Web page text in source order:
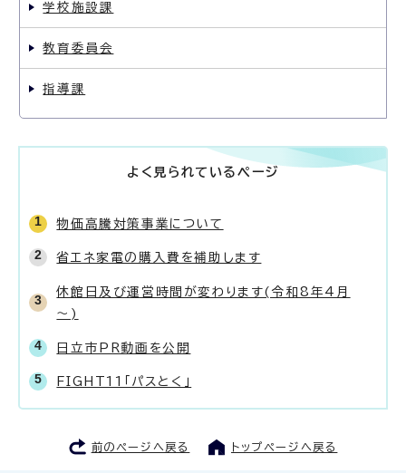
学校施設課
教育委員会
指導課
よく見られているページ
物価高騰対策事業について
省エネ家電の購入費を補助します
休館日及び運営時間が変わります(令和8年4月
～)
日立市PR動画を公開
FIGHT11「パスとく」
前のページへ戻る トップページへ戻る